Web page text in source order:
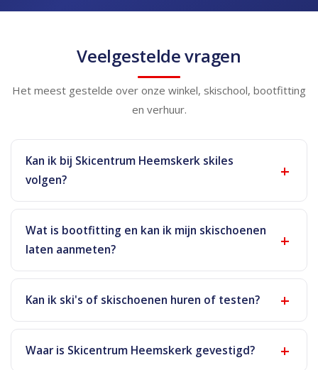
Veelgestelde vragen
Het meest gestelde over onze winkel, skischool, bootfitting
en verhuur.
Kan ik bij Skicentrum Heemskerk skiles
volgen?
Wat is bootfitting en kan ik mijn skischoenen
laten aanmeten?
Kan ik ski's of skischoenen huren of testen?
Waar is Skicentrum Heemskerk gevestigd?